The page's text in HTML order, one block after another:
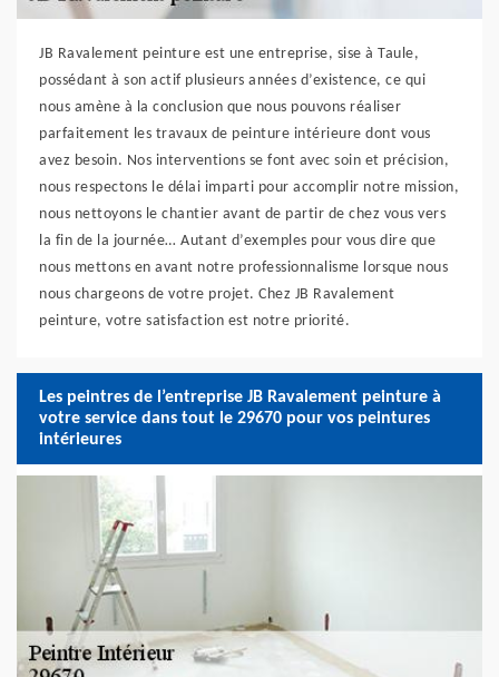
JB Ravalement peinture est une entreprise, sise à Taule,
possédant à son actif plusieurs années d’existence, ce qui
nous amène à la conclusion que nous pouvons réaliser
parfaitement les travaux de peinture intérieure dont vous
avez besoin. Nos interventions se font avec soin et précision,
nous respectons le délai imparti pour accomplir notre mission,
nous nettoyons le chantier avant de partir de chez vous vers
la fin de la journée… Autant d’exemples pour vous dire que
nous mettons en avant notre professionnalisme lorsque nous
nous chargeons de votre projet. Chez JB Ravalement
peinture, votre satisfaction est notre priorité.
Les peintres de l’entreprise JB Ravalement peinture à
votre service dans tout le 29670 pour vos peintures
intérieures